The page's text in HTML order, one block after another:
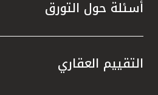
أسئلة حول التورق
التقييم العقاري